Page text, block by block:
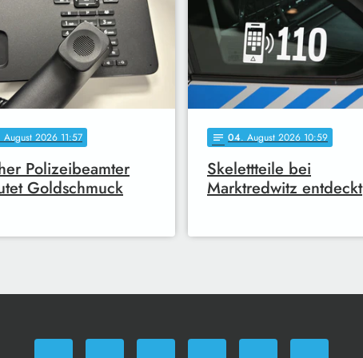
August 2026 11:57
Polizeibeamter
Goldschmuck
notes 04. August 2026 10:59
Skelettteile bei
Marktredwitz entdeckt